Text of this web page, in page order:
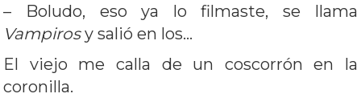
– Boludo, eso ya lo filmaste, se llama
Vampirosy salió en los…
El viejo me calla de un coscorrón en la
coronilla.